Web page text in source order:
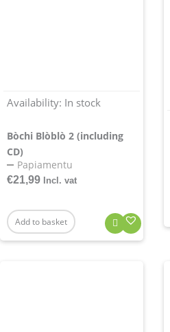
Availability: In stock
Bòchi Blòblò 2 (including
CD)
Papiamentu
€21,99 Incl. vat
Add to basket